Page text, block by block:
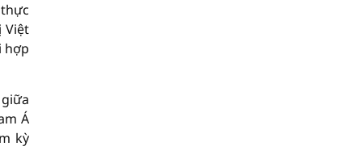
Việt
hợp
Á
kỳ